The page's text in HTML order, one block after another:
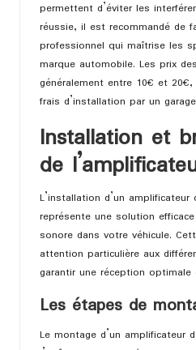
permettent d’éviter les
réussie, il est recommandé de
professionnel qui maîtrise les
marque automobile. Les prix
généralement entre 10€ et
frais d’installation par un
Installation et
de
L’installation d’un amplificateur
représente une solution
sonore dans votre véhicule.
attention particulière aux
garantir une réception optimale
Les étapes de
Le montage d’un amplificateur